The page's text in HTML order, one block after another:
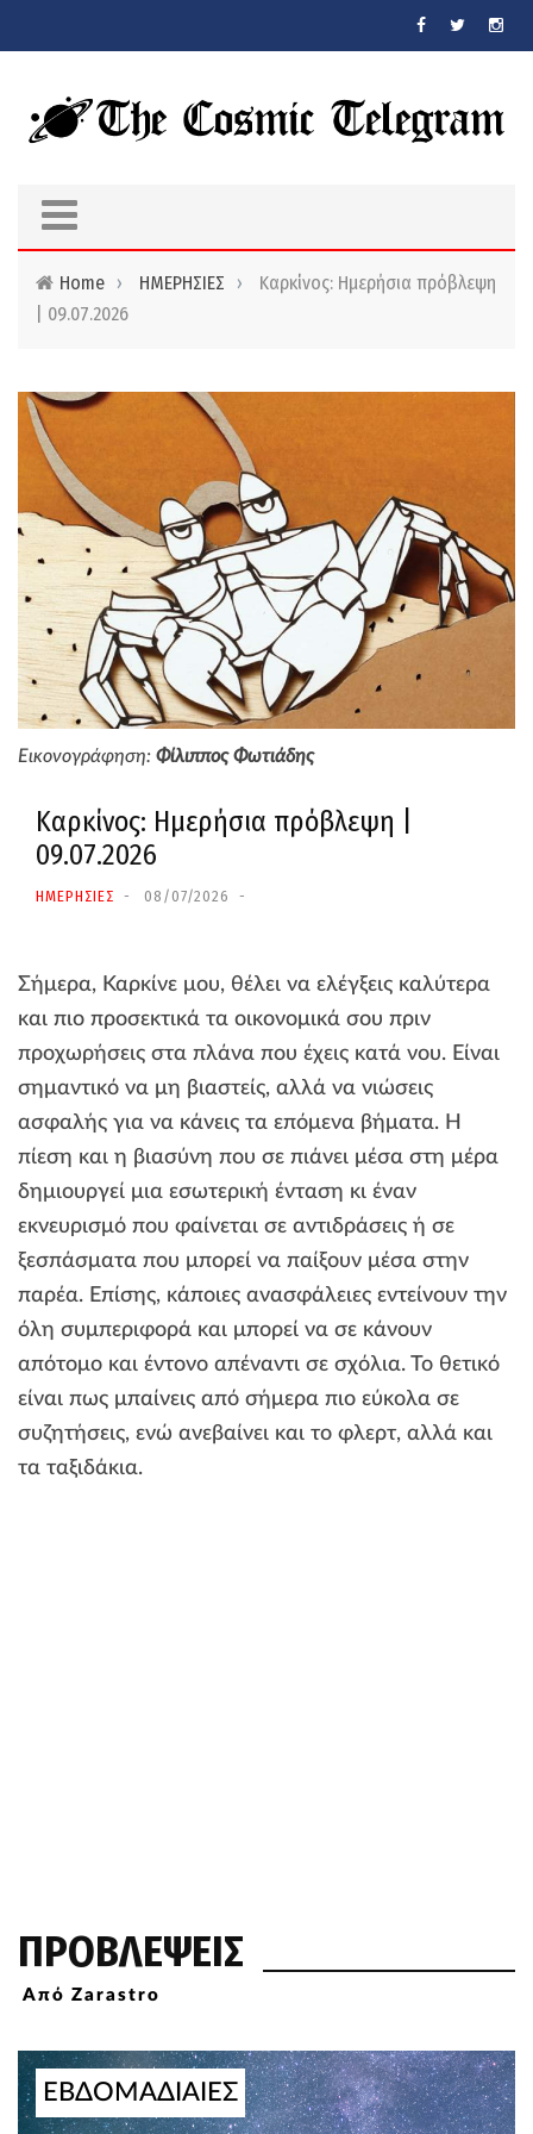
Home › ΗΜΕΡΗΣΙΕΣ ›
Καρκίνος: Ημερήσια πρόβλεψη
| 09.07.2026
Εικονογράφηση: Φίλιππος Φωτιάδης
Καρκίνος: Ημερήσια πρόβλεψη |
09.07.2026
ΗΜΕΡΗΣΙΕΣ 08/07/2026
Σήμερα, Καρκίνε μου, θέλει να ελέγξεις καλύτερα
και πιο προσεκτικά τα οικονομικά σου πριν
προχωρήσεις στα πλάνα που έχεις κατά νου. Είναι
σημαντικό να μη βιαστείς, αλλά να νιώσεις
ασφαλής για να κάνεις τα επόμενα βήματα. Η
πίεση και η βιασύνη που σε πιάνει μέσα στη μέρα
δημιουργεί μια εσωτερική ένταση κι έναν
εκνευρισμό που φαίνεται σε αντιδράσεις ή σε
ξεσπάσματα που μπορεί να παίξουν μέσα στην
παρέα. Επίσης, κάποιες ανασφάλειες εντείνουν την
όλη συμπεριφορά και μπορεί να σε κάνουν
απότομο και έντονο απέναντι σε σχόλια. Το θετικό
είναι πως μπαίνεις από σήμερα πιο εύκολα σε
συζητήσεις, ενώ ανεβαίνει και το φλερτ, αλλά και
τα ταξιδάκια.
ΠΡΟΒΛΕΨΕΙΣ
Από Zarastro
ΕΒΔΟΜΑΔΙΑΙΕΣ